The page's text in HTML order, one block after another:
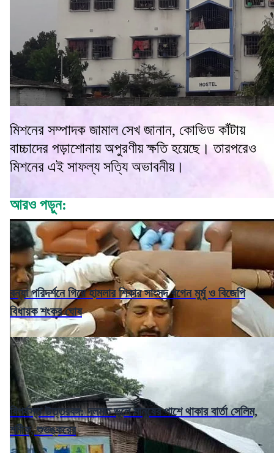
মিশনের সম্পাদক জামাল সেখ জানান, কোভিড কাঁটায়
বাচ্চাদের পড়াশোনায় অপুরণীয় ক্ষতি হয়েছে। তারপরেও
মিশনের এই সাফল্য সত্যি অভাবনীয়।
আরও পড়ুন:
বন্যা পরিদর্শনে গিয়ে হামলার শিকার সাংসদ খগেন মুর্মু ও বিজেপি
বিধায়ক শংকর ঘোষ
বিপর্যস্ত উত্তরবঙ্গ: দলমত ভুলে মানুষের পাশে থাকার বার্তা সেলিম,
শমীক, শুভঙ্করের